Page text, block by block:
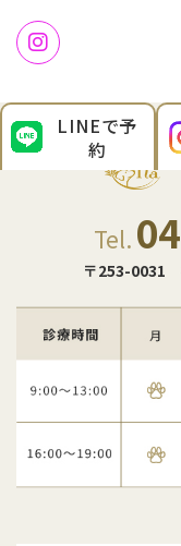
LINEで予
約
Tel.
〒253-0031